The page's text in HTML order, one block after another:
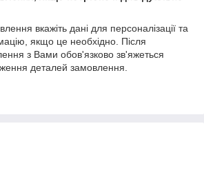
вкажіть дані для персоналізації та
якщо це необхідно. Після
з Вами обов'язково зв'яжеться
деталей замовлення.